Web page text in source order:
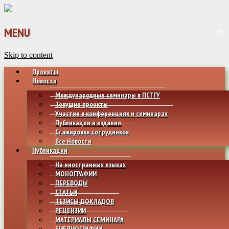
MENU
Skip to content
Проекты
Новости
Международные семинары в ПСТГУ
Текущие проекты
Участие в конференциях и семинарах
Публикации и издания
Стажировки сотрудников
Все Новости
Публикации
На иностранных языках
МОНОГРАФИИ
ПЕРЕВОДЫ
СТАТЬИ
ТЕЗИСЫ ДОКЛАДОВ
РЕЦЕНЗИИ
МАТЕРИАЛЫ СЕМИНАРА